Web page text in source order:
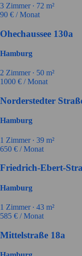
3 Zimmer ∙ 72 m²
90 € / Monat
Ohechaussee 130a
Hamburg
2 Zimmer ∙ 50 m²
1000 € / Monat
Norderstedter
Hamburg
1 Zimmer ∙ 39 m²
650 € / Monat
Friedrich-Ebert-
Hamburg
1 Zimmer ∙ 43 m²
585 € / Monat
Mittelstraße 18a